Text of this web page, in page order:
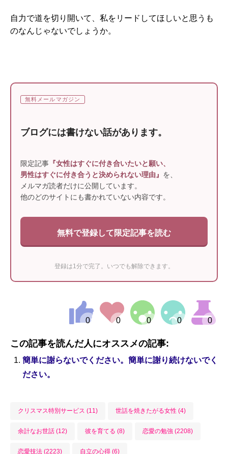
自力で道を切り開いて、私をリードしてほしいと思うも
のなんじゃないでしょうか。
無料メールマガジン
ブログには書けない話があります。
限定記事 『女性はすぐに付き合いたいと願い、
男性はすぐに付き合うと決められない理由』 を、
メルマガ読者だけに公開しています。
他のどのサイトにも書かれていない内容です。
無料で登録して限定記事を読む
登録は1分で完了。いつでも解除できます。
この記事を読んだ人にオススメの記事:
簡単に謝らないでください。簡単に謝り続けないでく
ださい。
クリスマス特別サービス (11) 世話を焼きたがる女性 (4)
余計なお世話 (12) 彼を育てる (8) 恋愛の勉強 (2208)
恋愛技法 (2223) 自立の心得 (6)